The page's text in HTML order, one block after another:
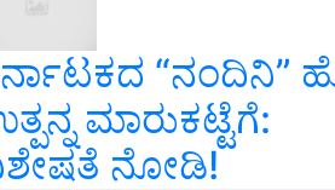
“ನಂದಿನಿ”
ಮಾರುಕಟ್ಟೆಗೆ:
ನೋಡಿ!